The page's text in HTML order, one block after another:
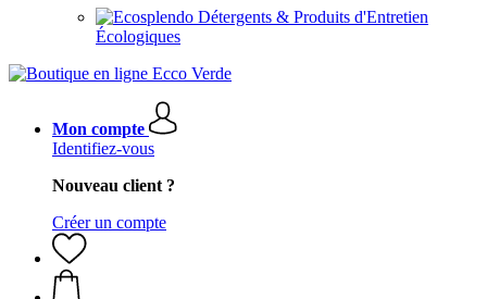
Détergents & Produits d'Entretien
Écologiques
Mon compte
Identifiez-vous
Nouveau client ?
Créer un compte